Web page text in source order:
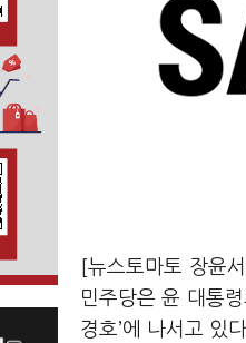
[뉴스토마토 장윤
민주당은 윤 대통
경호’에 나서고 있